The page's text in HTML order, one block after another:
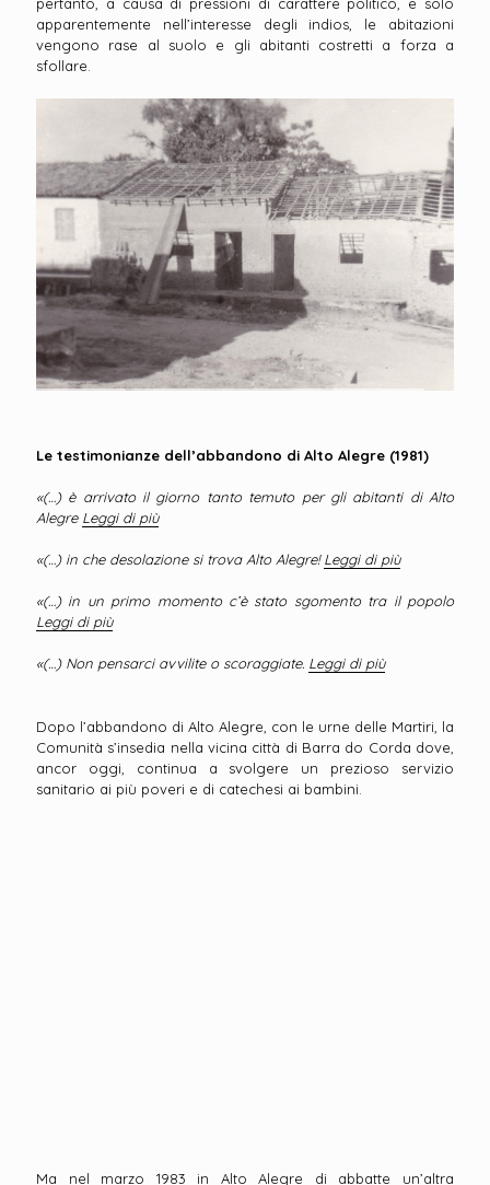
apparentemente nell’interesse degli indios, le abitazioni
vengono rase al suolo e gli abitanti costretti a forza a
sfollare.
Le testimonianze dell’abbandono di Alto Alegre (1981)
«(…) è arrivato il giorno tanto temuto per gli abitanti di Alto
Alegre Leggi di più
«(…) in che desolazione si trova Alto Alegre!Leggi di più
«(…) in un primo momento c’è stato sgomento tra il popolo
Leggi di più
«(…) Non pensarci avvilite o scoraggiate. Leggi di più
Dopo l’abbandono di Alto Alegre, con le urne delle Martiri, la
Comunità s’insedia nella vicina città di Barra do Corda dove,
ancor oggi, continua a svolgere un prezioso servizio
sanitario ai più poveri e di catechesi ai bambini.
Ma nel marzo 1983 in Alto Alegre di abbatte un’altra